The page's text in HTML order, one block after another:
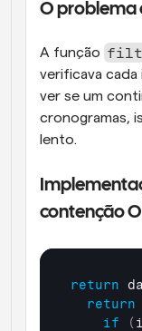
O problema
A função
verificava cada
ver se um
cronogramas,
lento.
contenção
return
return
if
(